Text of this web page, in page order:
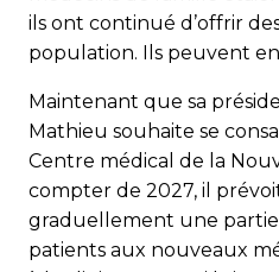
ils ont continué d’offrir
population. Ils peuvent
Maintenant que sa
Mathieu souhaite se
Centre médical de la
compter de 2027, il
graduellement une
patients aux nouveaux